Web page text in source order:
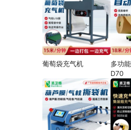
葡萄袋充气机
多功
D70